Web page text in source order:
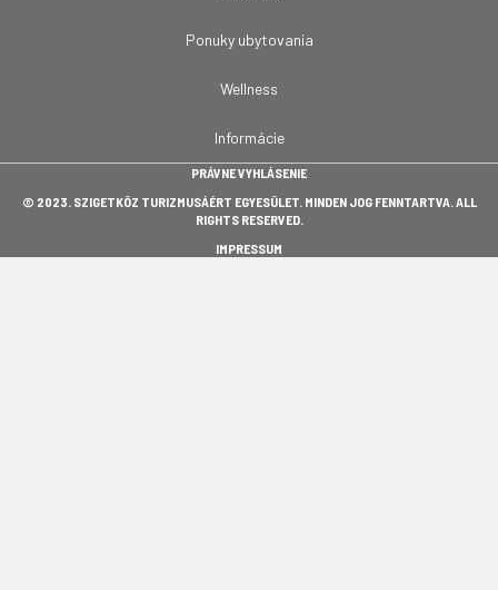
Ponuky ubytovania
Wellness
Informácie
PRÁVNE VYHLÁSENIE
© 2023. SZIGETKÖZ TURIZMUSÁÉRT EGYESÜLET. MINDEN JOG FENNTARTVA. ALL
RIGHTS RESERVED.
IMPRESSUM